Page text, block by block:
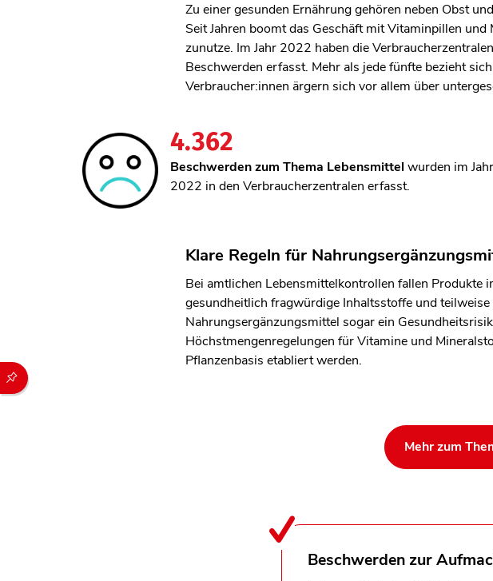
Durch die folgenden Buttons können Sie direkt auf einen speziellen Bereich des Inhaltes
Zu einer gesunden Ernährung gehören neben Obst
Seit Jahren boomt das Geschäft mit Vitaminpillen
zunutze. Im Jahr 2022 haben die
Beschwerden erfasst. Mehr als jede fünfte bezieht
Verbraucher:innen ärgern sich vor allem über
4.362
Beschwerden zum Thema Lebensmittel wurden im Jahr
2022 in den Verbraucherzentralen erfasst.
Klare Regeln für
Bei amtlichen Lebensmittelkontrollen fallen Produkte
gesundheitlich fragwürdige Inhaltsstoffe und
Nahrungsergänzungsmittel sogar ein
Höchstmengenregelungen für Vitamine und
Pflanzenbasis etabliert werden.
Mehr zum
Beschwerden zur